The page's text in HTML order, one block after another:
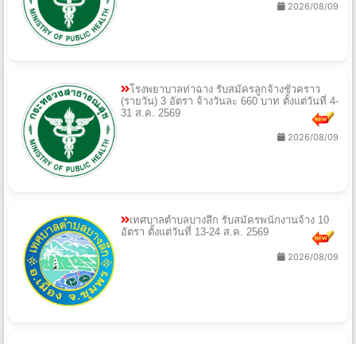
2026/08/09
โรงพยาบาลท่าฉาง รับสมัครลูกจ้างชั่วคราว
(รายวัน) 3 อัตรา จ้างวันละ 660 บาท ตั้งแต่วันที่ 4-
31 ส.ค. 2569
2026/08/09
เทศบาลตำบลบางลึก รับสมัครพนักงานจ้าง 10
อัตรา ตั้งแต่วันที่ 13-24 ส.ค. 2569
2026/08/09